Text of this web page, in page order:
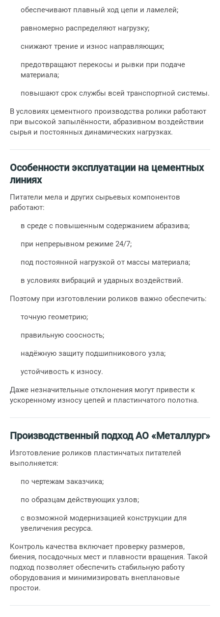
обеспечивают плавный ход цепи и ламелей;
равномерно распределяют нагрузку;
снижают трение и износ направляющих;
предотвращают перекосы и рывки при подаче
материала;
повышают срок службы всей транспортной системы.
В условиях цементного производства ролики работают
при высокой запылённости, абразивном воздействии
сырья и постоянных динамических нагрузках.
Особенности эксплуатации на цементных
линиях
Питатели мела и других сырьевых компонентов
работают:
в среде с повышенным содержанием абразива;
при непрерывном режиме 24/7;
под постоянной нагрузкой от массы материала;
в условиях вибраций и ударных воздействий.
Поэтому при изготовлении роликов важно обеспечить:
точную геометрию;
правильную соосность;
надёжную защиту подшипникового узла;
устойчивость к износу.
Даже незначительные отклонения могут привести к
ускоренному износу цепей и пластинчатого полотна.
Производственный подход АО «Металлург»
Изготовление роликов пластинчатых питателей
выполняется:
по чертежам заказчика;
по образцам действующих узлов;
с возможной модернизацией конструкции для
увеличения ресурса.
Контроль качества включает проверку размеров,
биения, посадочных мест и плавности вращения. Такой
подход позволяет обеспечить стабильную работу
оборудования и минимизировать внеплановые
простои.